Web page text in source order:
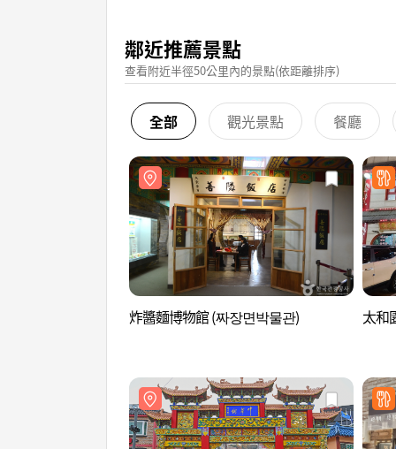
鄰近推薦景點
查看附近半徑50公里內的景點(依距離排序)
全部 觀光景點 餐廳
炸醬麵博物館 (짜장면박물관) 太和